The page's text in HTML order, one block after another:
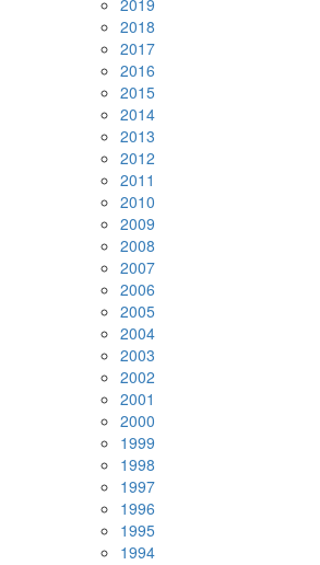
2019
2018
2017
2016
2015
2014
2013
2012
2011
2010
2009
2008
2007
2006
2005
2004
2003
2002
2001
2000
1999
1998
1997
1996
1995
1994